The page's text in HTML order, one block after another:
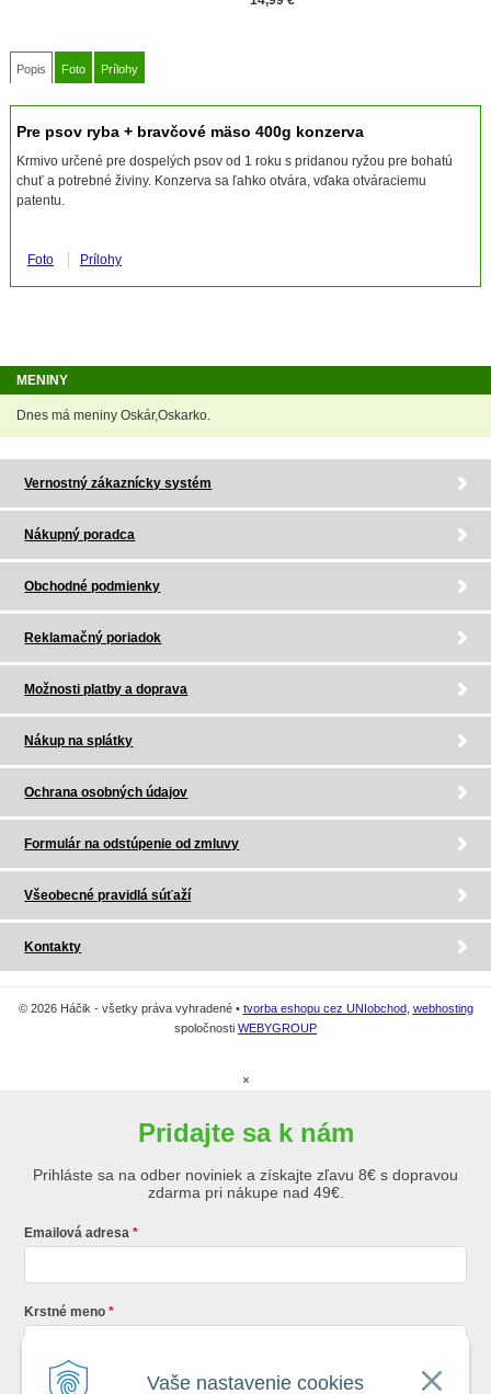
Vaše nastavenie cookies
Popis Foto Prílohy
Pre psov ryba + bravčové mäso 400g konzerva
Krmivo určené pre dospelých psov od 1 roku s pridanou ryžou pre bohatú
chuť a potrebné živiny. Konzerva sa ľahko otvára, vďaka otváraciemu
patentu.
Foto Prílohy
MENINY
Dnes má meniny Oskár,Oskarko.
Vernostný zákaznícky systém
Nákupný poradca
Obchodné podmienky
Reklamačný poriadok
Možnosti platby a doprava
Nákup na splátky
Ochrana osobných údajov
Formulár na odstúpenie od zmluvy
Všeobecné pravidlá súťaží
Kontakty
© 2026 Háčik - všetky práva vyhradené • tvorba eshopu cez UNIobchod, webhosting
spoločnosti WEBYGROUP
×
Pridajte sa k nám
Prihláste sa na odber noviniek a získajte zľavu 8€ s dopravou
zdarma pri nákupe nad 49€.
Emailová adresa
Krstné meno